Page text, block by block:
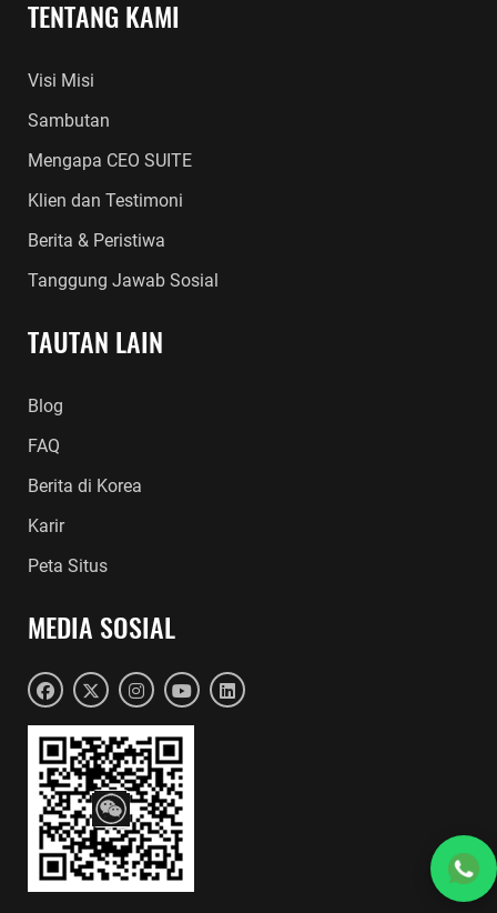
TENTANG KAMI
Visi Misi
Sambutan
Mengapa CEO SUITE
Klien dan Testimoni
Berita & Peristiwa
Tanggung Jawab Sosial
TAUTAN LAIN
Blog
FAQ
Berita di Korea
Karir
Peta Situs
MEDIA SOSIAL